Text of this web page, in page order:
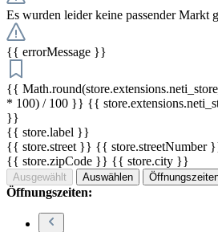
Es wurden leider keine passender Markt
{{ errorMessage }}
{{
* 100) / 100 }} {{
}}
{{ store.label }}
{{ store.street }} {{ store.streetNumber
{{ store.zipCode }} {{ store.city }}
Ausgewählt Auswählen
Öffnungszeiten: